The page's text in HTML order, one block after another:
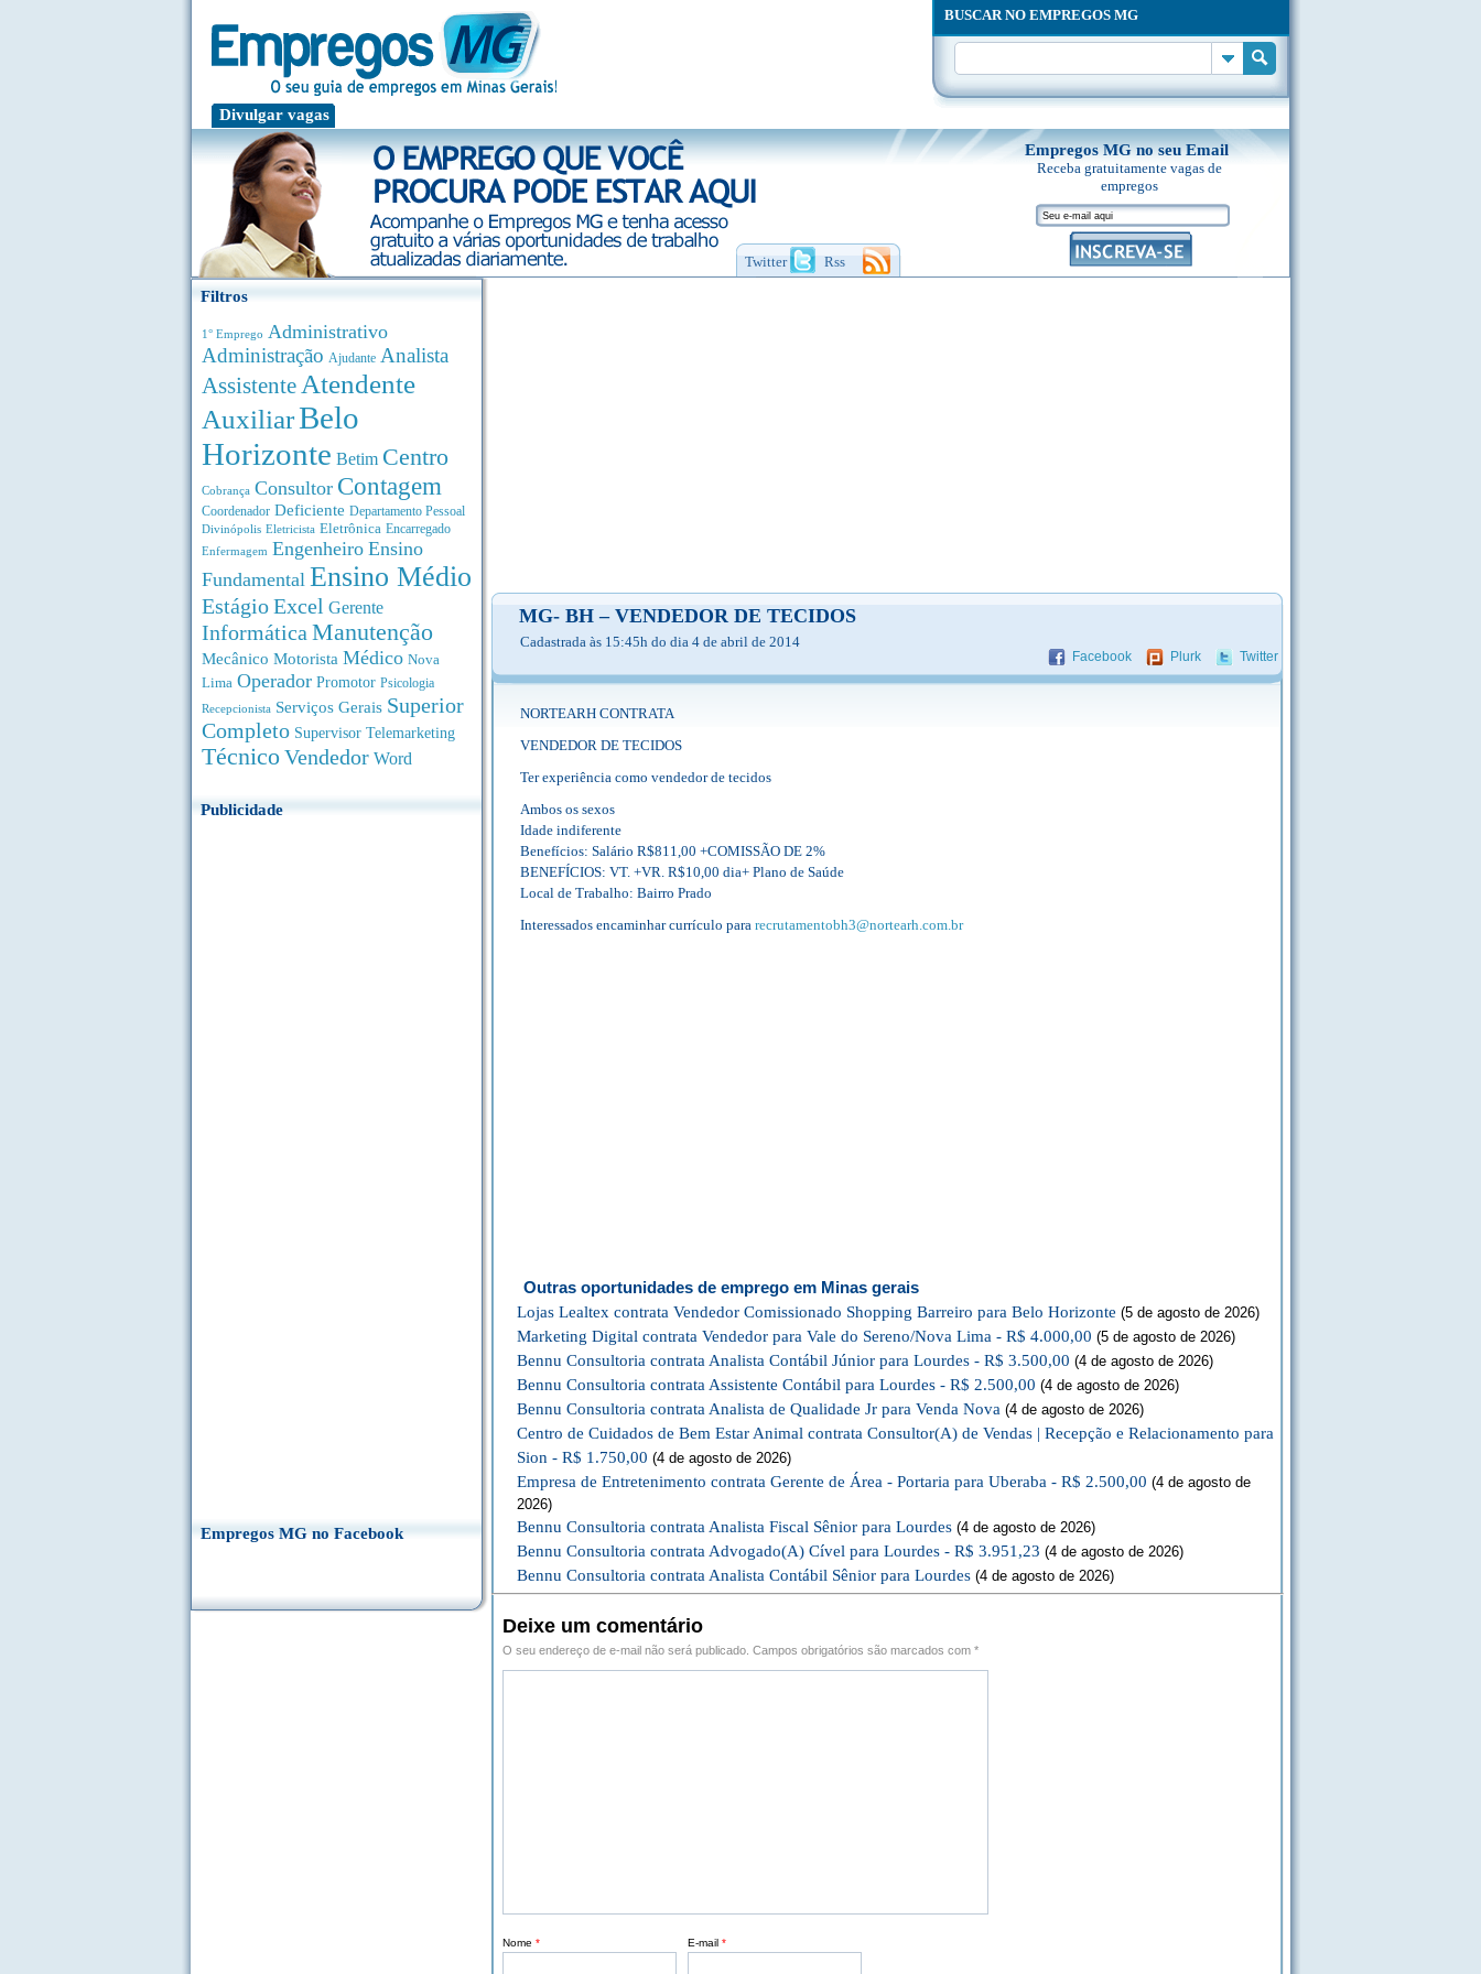
Divulgar vagas
BUSCAR NO EMPREGOS MG
Twitter Rss
Empregos MG no seu Email
Receba gratuitamente vagas de
empregos
Filtros
1° Emprego Administrativo
Administração Ajudante Analista
Assistente Atendente
AuxiliarBelo
Horizonte Betim Centro
Cobrança Consultor Contagem
Coordenador Deficiente Departamento Pessoal
Divinópolis Eletricista Eletrônica Encarregado
Enfermagem Engenheiro Ensino
Fundamental Ensino Médio
EstágioExcel Gerente
Informática Manutenção
Mecânico Motorista Médico Nova
Lima Operador Promotor Psicologia
Recepcionista Serviços Gerais Superior
Completo Supervisor Telemarketing
TécnicoVendedor Word
Publicidade
Empregos MG no Facebook
MG- BH – VENDEDOR DE TECIDOS
Cadastrada às 15:45h do dia 4 de abril de 2014
Facebook Plurk Twitter
NORTEARH CONTRATA
VENDEDOR DE TECIDOS
Ter experiência como vendedor de tecidos
Ambos os sexos
Idade indiferente
Benefícios: Salário R$811,00 +COMISSÃO DE 2%
BENEFÍCIOS: VT. +VR. R$10,00 dia+ Plano de Saúde
Local de Trabalho: Bairro Prado
Interessados encaminhar currículo para recrutamentobh3@nortearh.com.br
Outras oportunidades de emprego em Minas gerais
Lojas Lealtex contrata Vendedor Comissionado Shopping Barreiro para Belo Horizonte (5 de agosto de 2026)
Marketing Digital contrata Vendedor para Vale do Sereno/Nova Lima - R$ 4.000,00 (5 de agosto de 2026)
Bennu Consultoria contrata Analista Contábil Júnior para Lourdes - R$ 3.500,00 (4 de agosto de 2026)
Bennu Consultoria contrata Assistente Contábil para Lourdes - R$ 2.500,00 (4 de agosto de 2026)
Bennu Consultoria contrata Analista de Qualidade Jr para Venda Nova (4 de agosto de 2026)
Centro de Cuidados de Bem Estar Animal contrata Consultor(A) de Vendas | Recepção e Relacionamento para
Sion - R$ 1.750,00 (4 de agosto de 2026)
Empresa de Entretenimento contrata Gerente de Área - Portaria para Uberaba - R$ 2.500,00 (4 de agosto de
2026)
Bennu Consultoria contrata Analista Fiscal Sênior para Lourdes (4 de agosto de 2026)
Bennu Consultoria contrata Advogado(A) Cível para Lourdes - R$ 3.951,23 (4 de agosto de 2026)
Bennu Consultoria contrata Analista Contábil Sênior para Lourdes (4 de agosto de 2026)
Deixe um comentário
O seu endereço de e-mail não será publicado. Campos obrigatórios são marcados com *
Nome * E-mail *